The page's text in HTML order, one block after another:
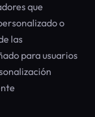
que
o
las
para usuarios